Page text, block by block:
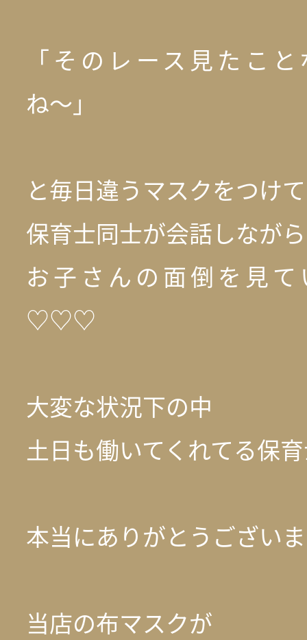
「そのレース見たこ
ね〜」
と毎日違うマスクをつけて
保育士同士が会話しながら
お子さんの面倒を見
♡♡♡
大変な状況下の中
土日も働いてくれてる保
本当にありがとうござい
当店の布マスクが